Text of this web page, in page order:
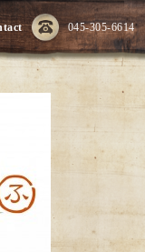
045-305-6614